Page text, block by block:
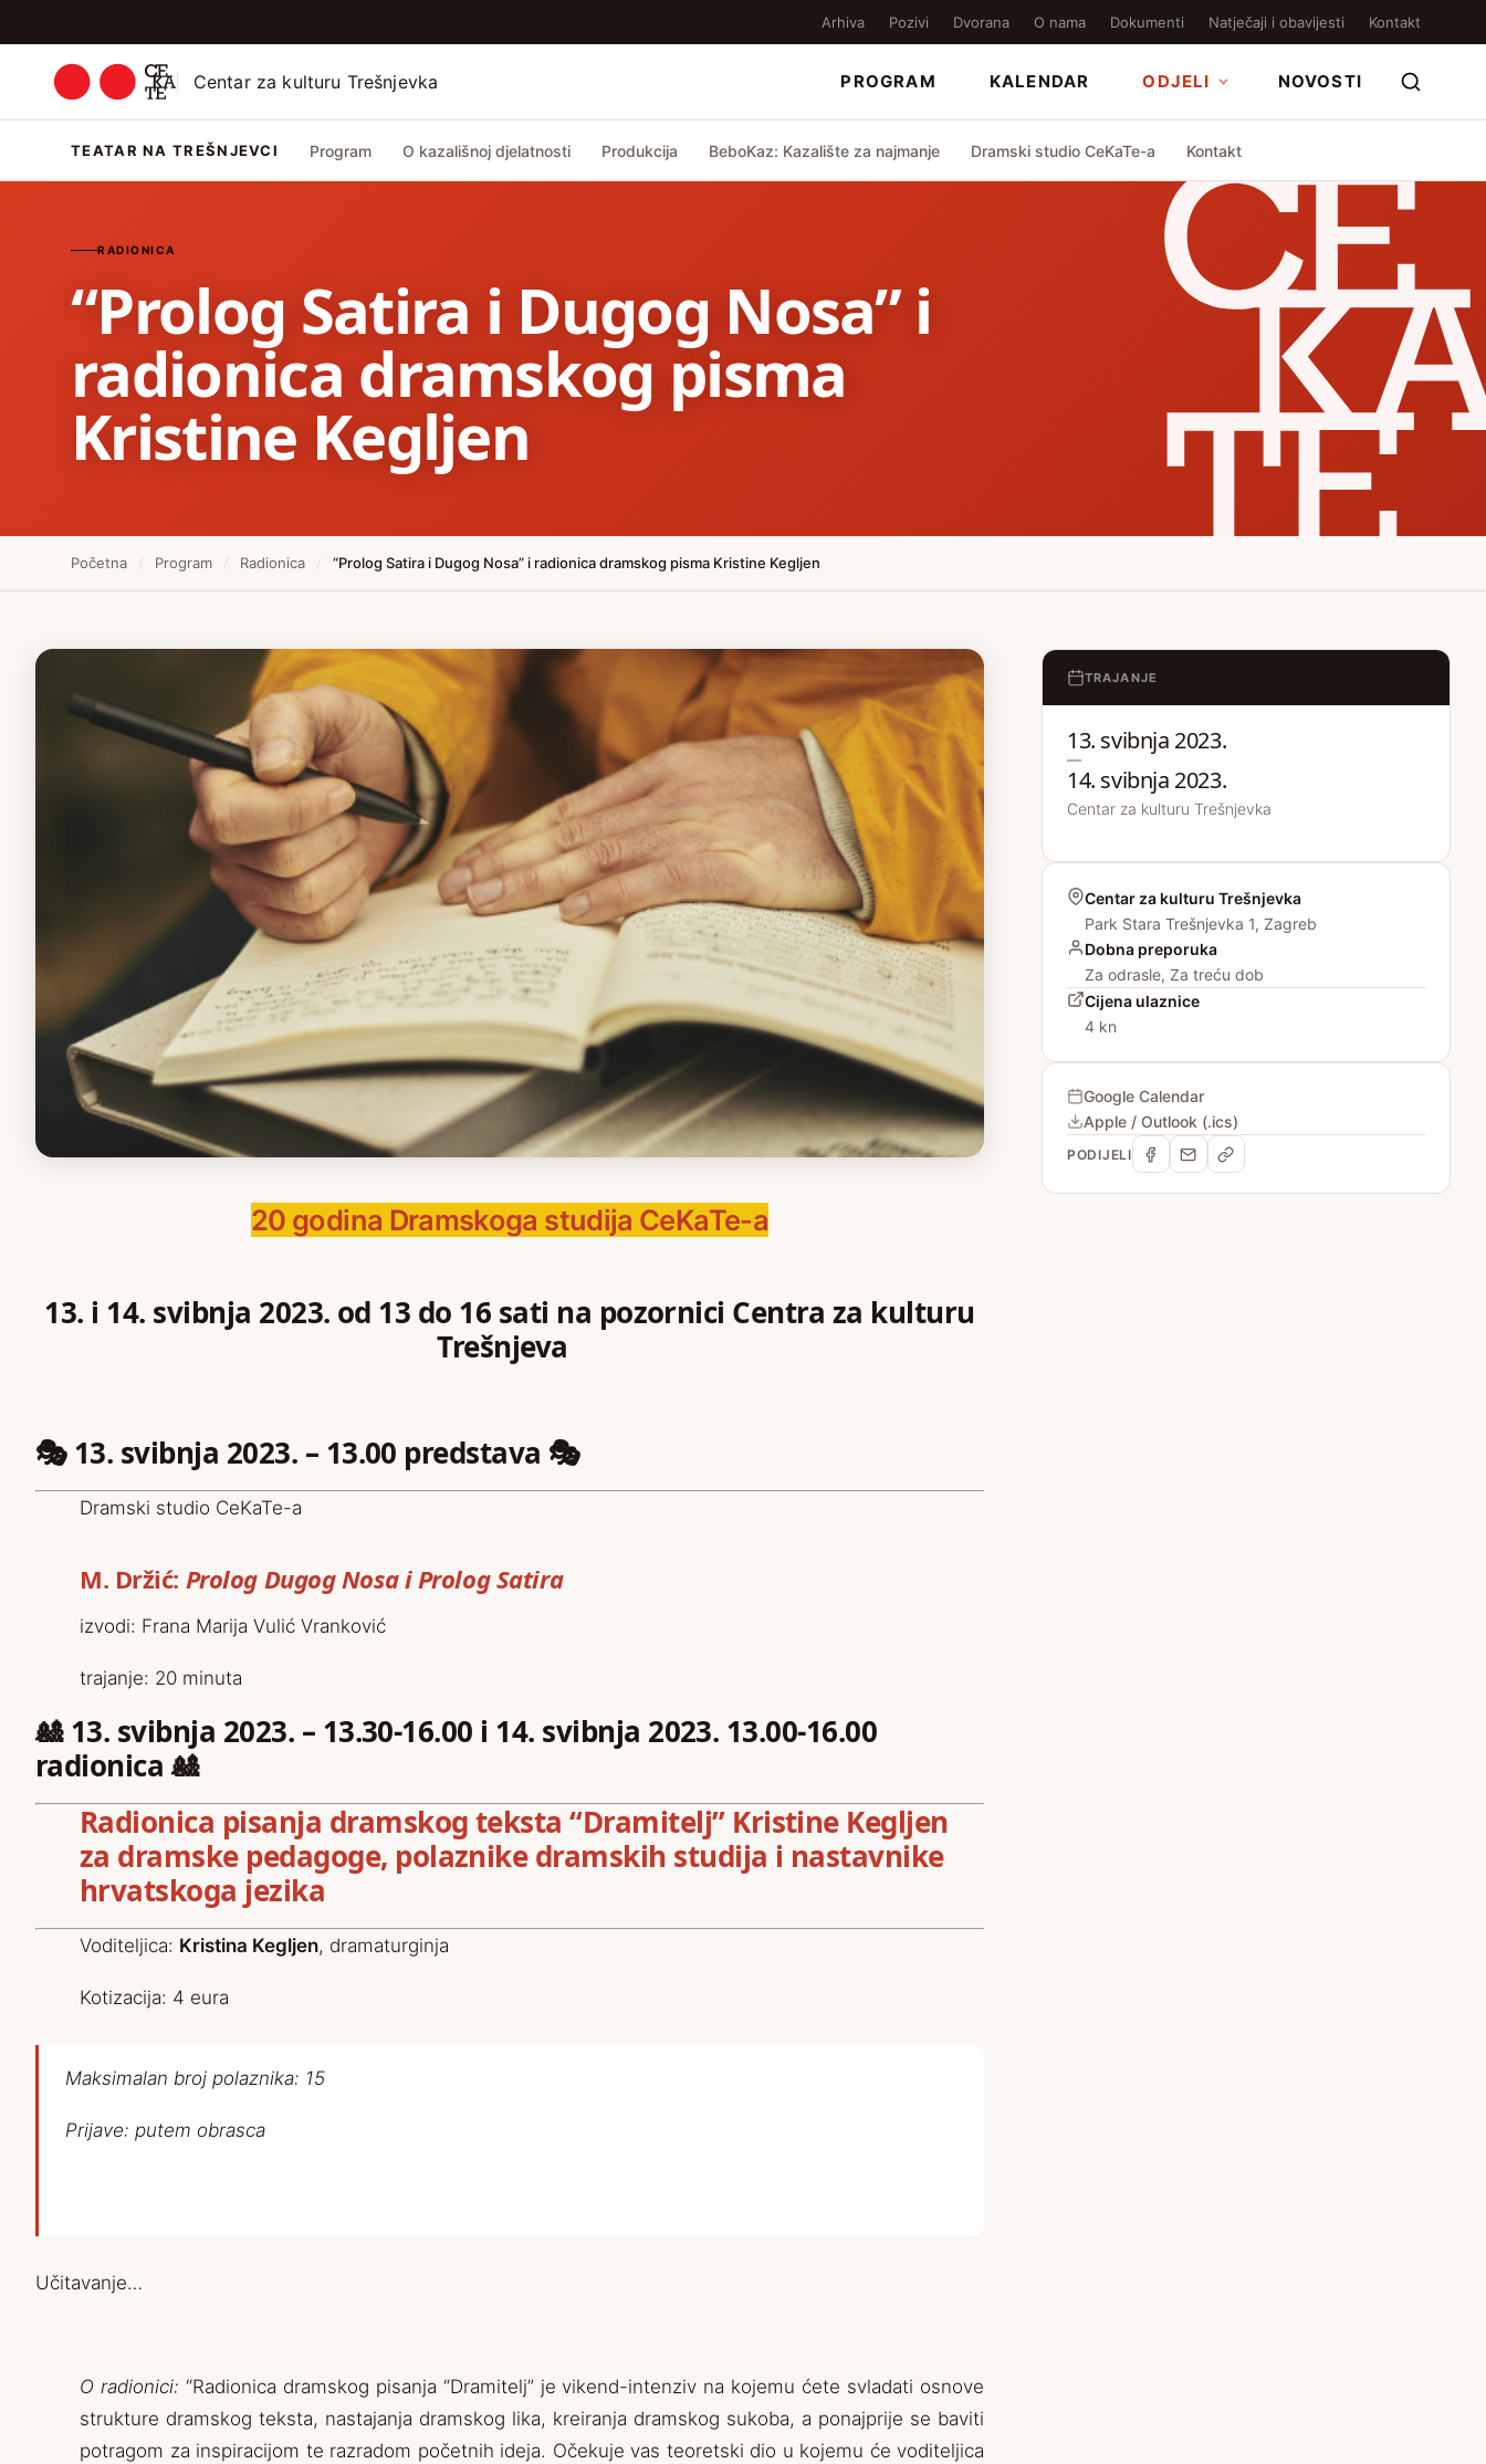
Arhiva Pozivi Dvorana O nama Dokumenti Natječaji i obavijesti Kontakt
Centar za kulturu Trešnjevka PROGRAM KALENDAR ODJELI NOVOSTI
TEATAR NA TREŠNJEVCI Program O kazališnoj djelatnosti Produkcija BeboKaz: Kazalište za najmanje Dramski studio CeKaTe-a Kontakt
RADIONICA
“Prolog Satira i Dugog Nosa” i
radionica dramskog pisma
Kristine Kegljen
Početna / Program / Radionica / “Prolog Satira i Dugog Nosa” i radionica dramskog pisma Kristine Kegljen
20 godina Dramskoga studija CeKaTe-a
13. i 14. svibnja 2023. od 13 do 16 sati na pozornici Centra za kulturu
Trešnjeva
🎭13. svibnja 2023. – 13.00 predstava 🎭
Dramski studio CeKaTe-a
M. Držić: Prolog Dugog Nosa i Prolog Satira
izvodi: Frana Marija Vulić Vranković
trajanje: 20 minuta
🎎13. svibnja 2023. – 13.30-16.00 i 14. svibnja 2023. 13.00-16.00
radionica 🎎
Radionica pisanja dramskog teksta “Dramitelj” Kristine Kegljen
za dramske pedagoge, polaznike dramskih studija i nastavnike
hrvatskoga jezika
Voditeljica: Kristina Kegljen, dramaturginja
Kotizacija: 4 eura
Maksimalan broj polaznika: 15
Prijave: putem obrasca
Učitavanje…
O radionici: “Radionica dramskog pisanja “Dramitelj” je vikend-intenziv na kojemu ćete svladati osnove
strukture dramskog teksta, nastajanja dramskog lika, kreiranja dramskog sukoba, a ponajprije se baviti
potragom za inspiracijom te razradom početnih ideja. Očekuje vas teoretski dio u kojemu će voditeljica
TRAJANJE
13. svibnja 2023.
—
14. svibnja 2023.
Centar za kulturu Trešnjevka
Centar za kulturu Trešnjevka
Park Stara Trešnjevka 1, Zagreb
Dobna preporuka
Za odrasle, Za treću dob
Cijena ulaznice
4 kn
Google Calendar
Apple / Outlook (.ics)
PODIJELI